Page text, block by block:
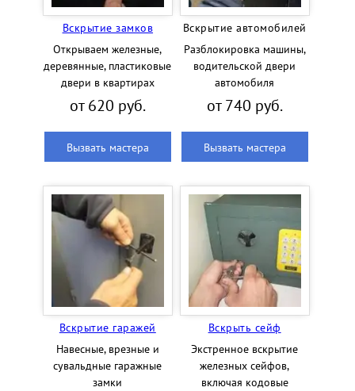
Вскрытие замков
Открываем железные,
деревянные, пластиковые
двери в квартирах
от 620 руб.
Вызвать мастера
Вскрытие автомобилей
Разблокировка машины,
водительской двери
автомобиля
от 740 руб.
Вызвать мастера
Вскрытие гаражей
Навесные, врезные и
сувальдные гаражные
замки
Вскрыть сейф
Экстренное вскрытие
железных сейфов,
включая кодовые